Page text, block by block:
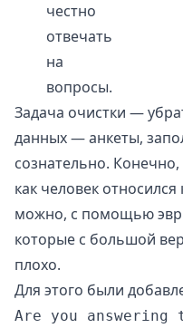
честно
отвечать
на
вопросы.
Задача очистки —
данных — анкеты,
сознательно.
как человек
можно, с помощью
которые с большой
плохо.
Для этого были
Are you